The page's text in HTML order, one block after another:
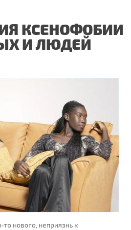
КСЕНОФОБИИ
И ЛЮДЕЙ
нового, неприязнь к